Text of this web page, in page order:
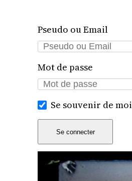
Pseudo ou Email
Mot de passe
Se souvenir de moi